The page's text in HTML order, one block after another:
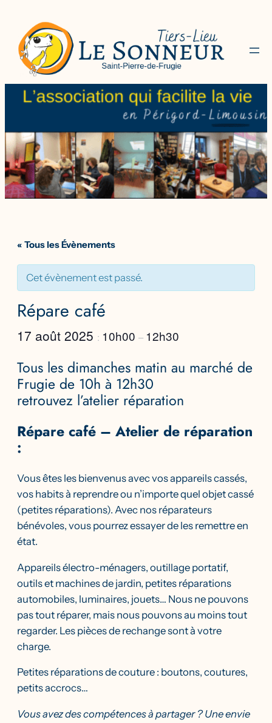
« Tous les Évènements
Cet évènement est passé.
Répare café
17 août 2025 : 10h00 – 12h30
Tous les dimanches matin au marché de
Frugie de 10h à 12h30
retrouvez l’atelier réparation
Répare café – Atelier de réparation
:
Vous êtes les bienvenus avec vos appareils cassés,
vos habits à reprendre ou n’importe quel objet cassé
(petites réparations). Avec nos réparateurs
bénévoles, vous pourrez essayer de les remettre en
état.
Appareils électro-ménagers, outillage portatif,
outils et machines de jardin, petites réparations
automobiles, luminaires, jouets… Nous ne pouvons
pas tout réparer, mais nous pouvons au moins tout
regarder. Les pièces de rechange sont à votre
charge.
Petites réparations de couture : boutons, coutures,
petits accrocs…
Vous avez des compétences à partager ? Une envie